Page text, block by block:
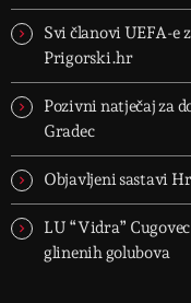
Svi članovi UEFA-e
Prigorski.hr
Pozivni natječaj za
Gradec
Objavljeni sastavi
LU “Vidra”
glinenih golubova